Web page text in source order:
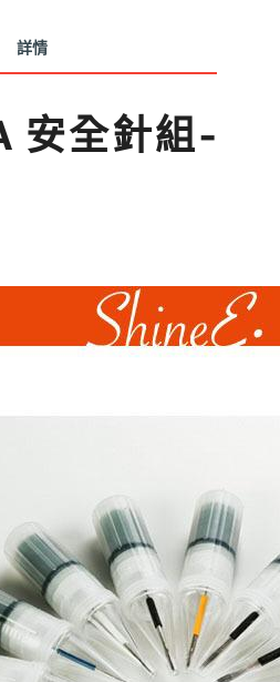
詳情
安全針組‐